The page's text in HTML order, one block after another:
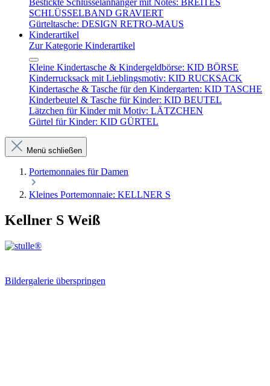
Bestickte Schlüsselanhänger mit Notes: BREITES
SCHLÜSSELBAND GRAVIERT
Gürteltasche: DESIGN RETRO-MAUS
Kinderartikel
Zur Kategorie Kinderartikel
Kleine Kindertasche & Kindergeldbörse: KID BÖRSE
Kinderrucksack mit Lieblingsmotiv: KID RUCKSACK
Kindertasche & Tasche für den Kindergarten: KID TASCHE
Kinderbeutel & Tasche für Kinder: KID BEUTEL
Lätzchen für Kinder mit Motiv: LÄTZCHEN
Gürtel für Kinder: KID GÜRTEL
Menü schließen
Portemonnaies für Damen
Kleines Portemonnaie: KELLNER S
Kellner S Weiß
Bildergalerie überspringen